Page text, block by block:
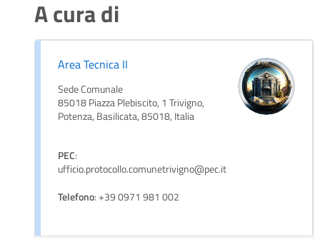
A cura di
Area Tecnica II
Sede Comunale
85018 Piazza Plebiscito, 1 Trivigno,
Potenza, Basilicata, 85018, Italia
PEC:
ufficio.protocollo.comunetrivigno@pec.it
Telefono: +39 0971 981 002